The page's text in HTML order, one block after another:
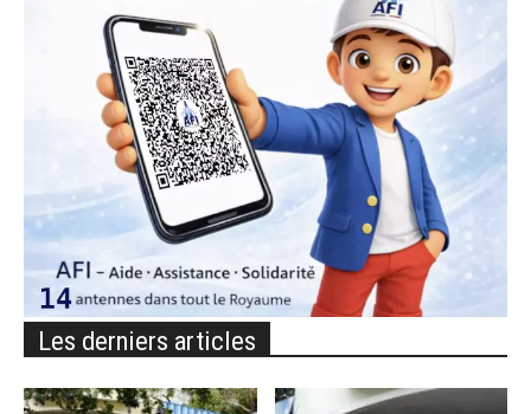
Les derniers articles